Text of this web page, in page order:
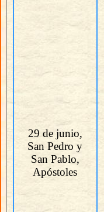
29 de junio,
San Pedro y
San Pablo,
Apóstoles